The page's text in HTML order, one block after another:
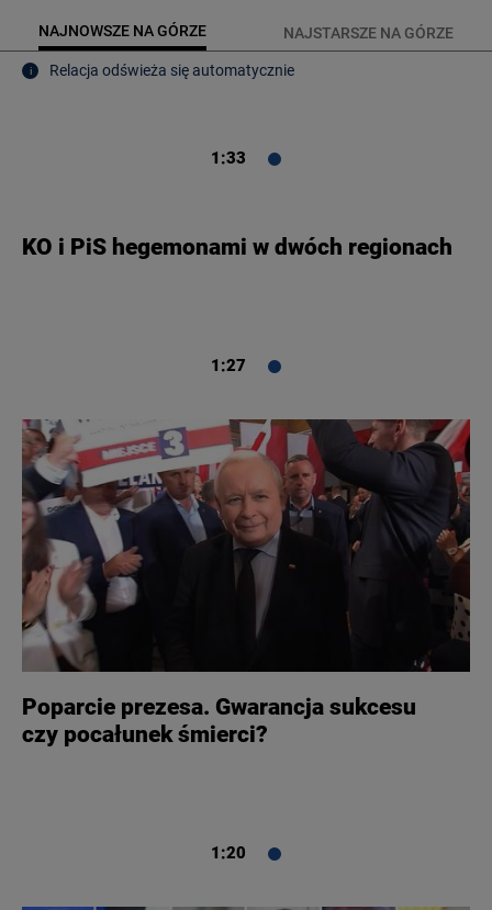
NAJNOWSZE NA GÓRZE NAJSTARSZE NA GÓRZE
i Relacja odświeża się automatycznie
1:33
KO i PiS hegemonami w dwóch regionach
1:27
Poparcie prezesa. Gwarancja sukcesu
czy pocałunek śmierci?
1:20
KUJAWSKO-POMORSKIE
SZCZECIN
BIAŁYSTOK
TOTERAZ
ATAK ROSJI NA UKRAINĘ
SZKŁO KONTAKTOWE
RAPORTY
TVN24 УКРАЇНСЬКОЮ МОВОЮ
WIĘCEJ
KANAŁY
REGULAMIN SERWISU